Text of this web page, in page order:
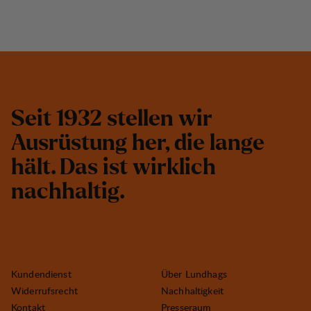
Seit 1932 stellen wir
Ausrüstung her, die lange
hält. Das ist wirklich
nachhaltig.
Kundendienst
Widerrufsrecht
Kontakt
Über Lundhags
Nachhaltigkeit
Presseraum